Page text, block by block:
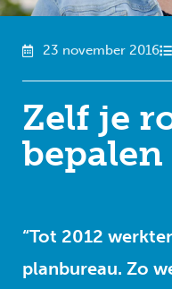
23 november 2016
Zelf je
bepalen
“Tot 2012
planbureau. Zo